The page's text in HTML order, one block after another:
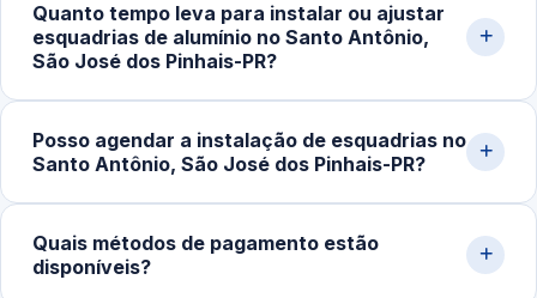
maxim-ar e basculantes, além de fechamentos de
sacada, divisórias e estruturas sob medida, sempre com
Quanto tempo leva para instalar ou ajustar
esquadrias de alumínio no Santo Antônio,
São José dos Pinhais-PR?
instalações levam de 1 a 3 horas. Projetos maiores,
como portas e janelas sob medida, podem exigir mais
tempo para garantir precisão e acabamento.
Posso agendar a instalação de esquadrias no
Santo Antônio, São José dos Pinhais-PR?
com agendamentos programados para obras, reformas
e projetos completos, com melhor organização e maior
Quais métodos de pagamento estão
disponíveis?